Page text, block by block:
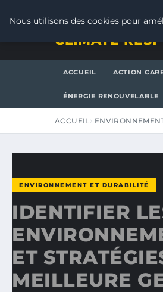
CLIMATE
ACCUEIL ACTION
ÉNERGIE RENOUVELABLE
ACCUEIL
ENVIRONNEMENT ET DURABILITÉ
IDENTIFIER
ET
MEILLEURE
Nous utilisons des cookies pour